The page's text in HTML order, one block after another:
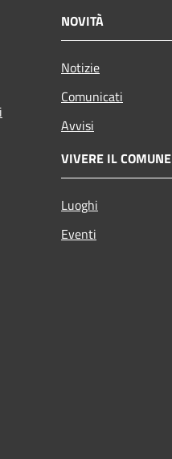
NOVITÀ
Notizie
Comunicati
Avvisi
VIVERE IL COMUNE
Luoghi
Eventi